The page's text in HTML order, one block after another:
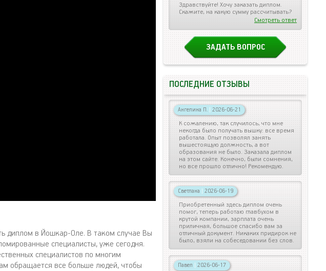
диплом в Йошкар-Оле. В таком случае Вы
специалисты, уже сегодня.
специалистов по многим
обращается все больше людей, чтобы
Здравствуйте! Хочу заказать диплом.
Скажите, на какую сумму рассчитывать?
Смотреть ответ
ЗАДАТЬ ВОПРОС
ПОСЛЕДНИЕ ОТЗЫВЫ
Ангелина П. | 2026-06-21
К сожалению, так случилось, что мне
некогда было получать вышку: все время
работала. Опыт позволял занять
вышестоящую должность, а вот
образования не было. Заказала диплом
на этом сайте. Конечно, были сомнения,
но все прошло отлично! Рекомендую.
Светлана | 2026-06-19
Приобретенный здесь диплом очень
помог, теперь работаю главбухом в
крутой компании, зарплата очень
приличная, большое спасибо вам за
отличный документ. Никаких придирок не
было, взяли на собеседовании без слов.
Павел | 2026-06-17